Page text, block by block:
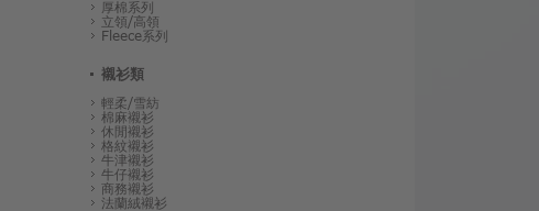
厚棉系列
立領/高領
Fleece系列
襯衫類
輕柔/雪紡
棉麻襯衫
休閒襯衫
格紋襯衫
牛津襯衫
牛仔襯衫
商務襯衫
法蘭絨襯衫